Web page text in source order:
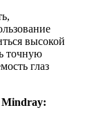
высокой
точную
глаз
Mindray: